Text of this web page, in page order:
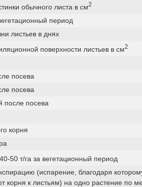
обычного листа в см2
период
листьев в днях
поверхности листьев в см2
посева
посева
посева
корня
50 т/га за вегетационный период
(испарение, благодаря
корня к листьям) на одно растение по